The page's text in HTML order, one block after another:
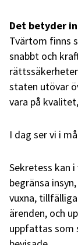
Det betyder
Tvärtom finns
snabbt och
staten utövar
vara på
I dag ser vi i
Sekretess kan
begränsa
vuxna,
ärenden, och
uppfattas som